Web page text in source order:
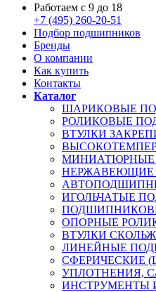
Работаем с 9 до 18
+7 (495) 260-20-51
Подбор подшипников
Бренды
О компании
Как купить
Контакты
Каталог
ШАРИКОВЫЕ
РОЛИКОВЫЕ
ВТУЛКИ
ИГОЛЬЧАТЫЕ
ОПОРНЫЕ
ВТУЛКИ
ЛИНЕЙНЫЕ
СФЕРИЧЕСКИЕ
УПЛОТНЕНИЯ,
ИНСТРУМЕНТЫ